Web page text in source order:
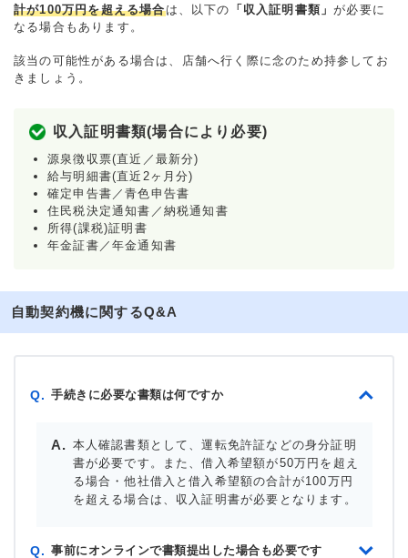
計が100万円を超える場合は、以下の 「収入証明書類」が必要に
なる場合もあります。
該当の可能性がある場合は、店舗へ行く際に念のため持参してお
きましょう。
収入証明書類(場合により必要)
源泉徴収票(直近／最新分)
給与明細書(直近2ヶ月分)
確定申告書／青色申告書
住民税決定通知書／納税通知書
所得(課税)証明書
年金証書／年金通知書
自動契約機に関するQ&A
Q. 手続きに必要な書類は何ですか
本人確認書類として、運転免許証などの身分証明
書が必要です。また、借入希望額が50万円を超え
る場合・他社借入と借入希望額の合計が100万円
を超える場合は、収入証明書が必要となります。
Q. 事前にオンラインで書類提出した場合も必要です